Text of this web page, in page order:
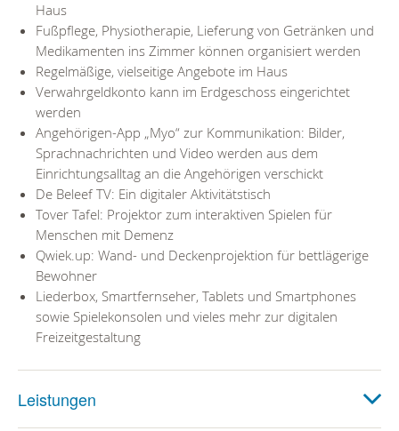
Haus
Fußpflege, Physiotherapie, Lieferung von Getränken und
Medikamenten ins Zimmer können organisiert werden
Regelmäßige, vielseitige Angebote im Haus
Verwahrgeldkonto kann im Erdgeschoss eingerichtet
werden
Angehörigen-App „Myo“ zur Kommunikation: Bilder,
Sprachnachrichten und Video werden aus dem
Einrichtungsalltag an die Angehörigen verschickt
De Beleef TV: Ein digitaler Aktivitätstisch
Tover Tafel: Projektor zum interaktiven Spielen für
Menschen mit Demenz
Qwiek.up: Wand- und Deckenprojektion für bettlägerige
Bewohner
Liederbox, Smartfernseher, Tablets und Smartphones
sowie Spielekonsolen und vieles mehr zur digitalen
Freizeitgestaltung
Leistungen